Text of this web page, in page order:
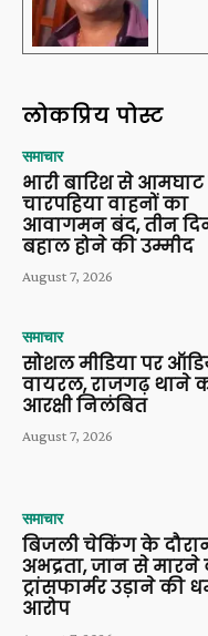
लोकप्रिय पोस्ट
समाचार
भारी बारिश से
चारपहिया वाहनों का
आवागमन बंद, तीन
बहाल होने की उम्मीद
August 7, 2026
समाचार
सोशल मीडिया पर
वायरल, राजगढ़ थाने
आरक्षी निलंबित
August 7, 2026
समाचार
बिजली चेकिंग के
अभद्रता, जान से मारने
ट्रांसफार्मर उड़ाने की
आरोप